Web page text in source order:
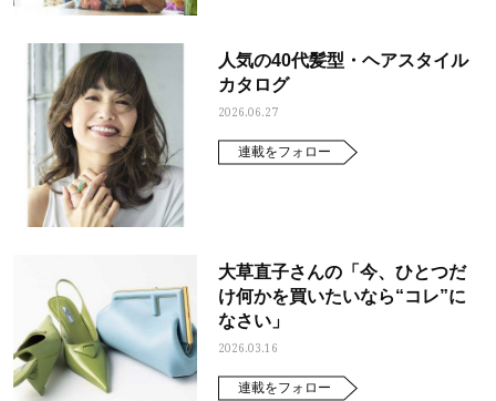
人気の40代髪型・ヘアスタイル
カタログ
2026.06.27
連載をフォロー
大草直子さんの「今、ひとつだ
け何かを買いたいなら“コレ”に
なさい」
2026.03.16
連載をフォロー